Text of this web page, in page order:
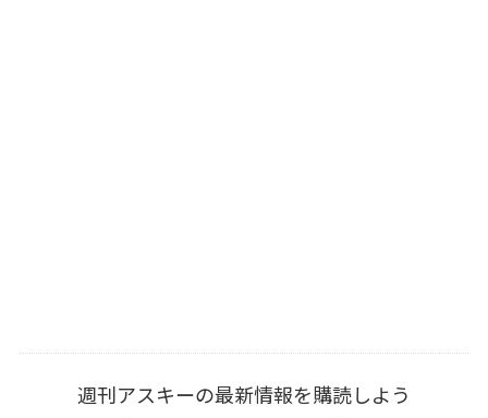
週刊アスキーの最新情報を購読しよう